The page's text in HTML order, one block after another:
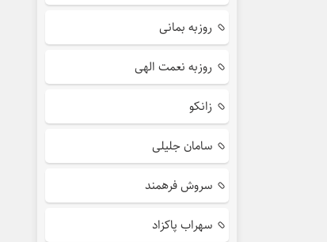
روزبه بمانی
روزبه نعمت الهی
زانکو
سامان جلیلی
سروش فرهمند
سهراب پاکزاد